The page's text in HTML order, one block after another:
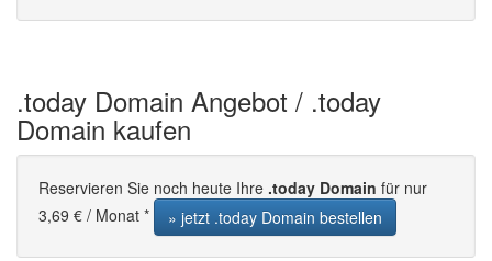
.today Domain Angebot / .today
Domain kaufen
Reservieren Sie noch heute Ihre .today Domain für nur
3,69 € / Monat *
» jetzt .today Domain bestellen